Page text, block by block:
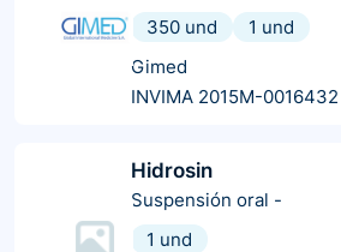
350 und
1 und
Gimed
INVIMA 2015M-0016432
Hidrosin
Suspensión oral -
1 und